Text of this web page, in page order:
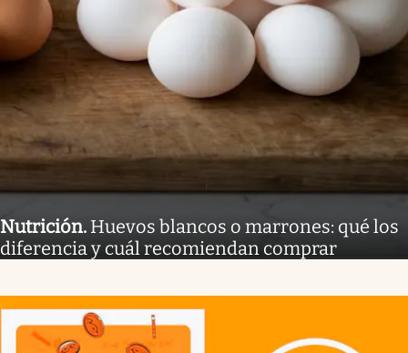
Nutrición. Huevos blancos o marrones: qué los
diferencia y cuál recomiendan comprar